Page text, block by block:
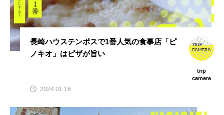
長崎ハウステンボスで1番人気の食事店「ピ
ノキオ」はピザが旨い
trip
camera
2024.01.16